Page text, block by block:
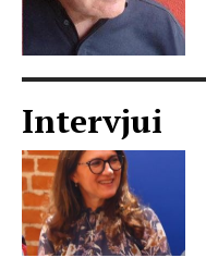
Intervjui